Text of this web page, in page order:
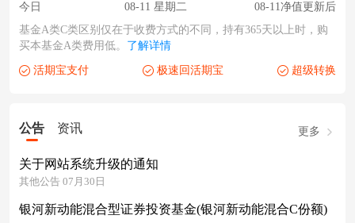
今日 08-11 星期二
08-11净值更新后
基金A类C类区别仅在于收费方式的不同，持有365天以上时，购
买本基金A类费用低。 了解详情
活期宝支付 极速回活期宝 超级转换
公告 资讯 更多
关于网站系统升级的通知
其他公告 07月30日
银河新动能混合型证券投资基金(银河新动能混合C份额)